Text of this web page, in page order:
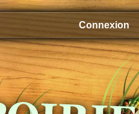
Connexion